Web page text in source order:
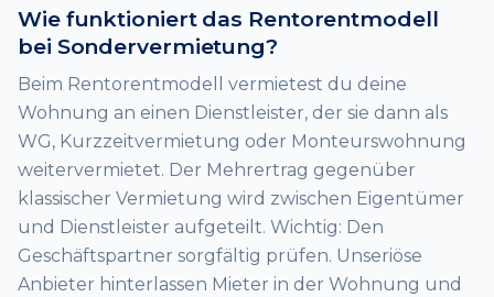
Wie funktioniert das Rentorentmodell
bei Sondervermietung?
Beim Rentorentmodell vermietest du deine
Wohnung an einen Dienstleister, der sie dann als
WG, Kurzzeitvermietung oder Monteurswohnung
weitervermietet. Der Mehrertrag gegenüber
klassischer Vermietung wird zwischen Eigentümer
und Dienstleister aufgeteilt. Wichtig: Den
Geschäftspartner sorgfältig prüfen. Unseriöse
Anbieter hinterlassen Mieter in der Wohnung und